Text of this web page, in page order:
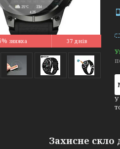
37 днів
У
Захисне скло